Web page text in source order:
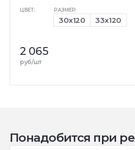
ЦВЕТ: РАЗМЕР:
30x120 33x120
2 065
руб/шт
Понадобится при